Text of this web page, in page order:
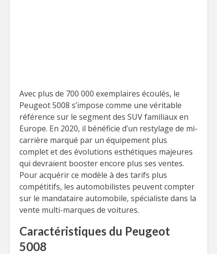
Avec plus de 700 000 exemplaires écoulés, le
Peugeot 5008 s’impose comme une véritable
référence sur le segment des SUV familiaux en
Europe. En 2020, il bénéficie d’un restylage de mi-
carrière marqué par un équipement plus
complet et des évolutions esthétiques majeures
qui devraient booster encore plus ses ventes.
Pour acquérir ce modèle à des tarifs plus
compétitifs, les automobilistes peuvent compter
sur le mandataire automobile, spécialiste dans la
vente multi-marques de voitures.
Caractéristiques du Peugeot
5008